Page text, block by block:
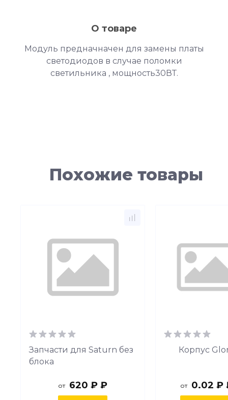
О товаре
Модуль предначначен для замены платы
светодиодов в случае поломки
светильника , мощность30ВТ.
Похожие товары
Запчасти для Saturn без
блока
от 620 ₽ ₽
Корпус
от 0.02 ₽